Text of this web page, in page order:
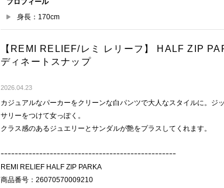
プロフィール
身長：170cm
【REMI RELIEF/レミ レリーフ】 HALF ZIP
ディネートスナップ
2026.04.23
カジュアルなパーカーをクリーンな白パンツで大人なスタイルに。ジ
サリーをつけて女っぽく。
クラス感のあるジュエリーとサンダルが艶をプラスしてくれます。
ｰｰｰｰｰｰｰｰｰｰｰｰｰｰｰｰｰｰｰｰｰｰｰｰｰｰｰｰｰｰｰｰｰｰｰｰｰｰｰｰｰｰｰｰｰｰｰｰｰｰ
REMI RELIEF HALF ZIP PARKA
商品番号：26070570009210